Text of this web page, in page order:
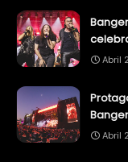
Abril
Abril